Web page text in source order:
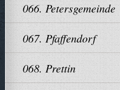
066. Petersgemeinde
067. Pfaffendorf
068. Prettin